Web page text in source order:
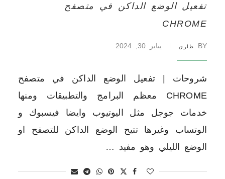
تفعيل الوضع الداكن في متصفح
CHROME
BY طارق يناير 30, 2024
شروحات | تفعيل الوضع الداكن في متصفح
CHROME معظم البرامج والتطبيقات ومنها
خدمات جوجل مثل اليوتيوب وايضا فيسبوك و
الوتساب وغيرها تتيح الوضع الداكن للتصفح او
الوضع الليلي وهو مفيد …